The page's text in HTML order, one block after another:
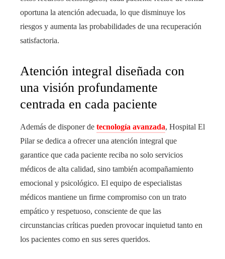
oportuna la atención adecuada, lo que disminuye los
riesgos y aumenta las probabilidades de una recuperación
satisfactoria.
Atención integral diseñada con
una visión profundamente
centrada en cada paciente
Además de disponer de tecnología avanzada, Hospital El
Pilar se dedica a ofrecer una atención integral que
garantice que cada paciente reciba no solo servicios
médicos de alta calidad, sino también acompañamiento
emocional y psicológico. El equipo de especialistas
médicos mantiene un firme compromiso con un trato
empático y respetuoso, consciente de que las
circunstancias críticas pueden provocar inquietud tanto en
los pacientes como en sus seres queridos.